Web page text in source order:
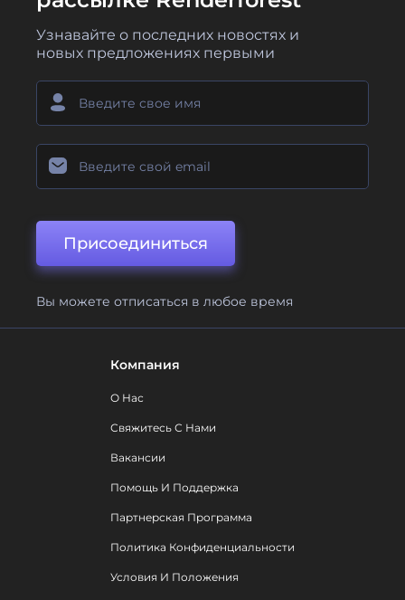
Узнавайте о последних новостях и
новых предложениях первыми
Присоединиться
Вы можете отписаться в любое время
Компания
О Нас
Свяжитесь С Нами
Вакансии
Помощь И Поддержка
Партнерская Программа
Политика Конфиденциальности
Условия И Положения